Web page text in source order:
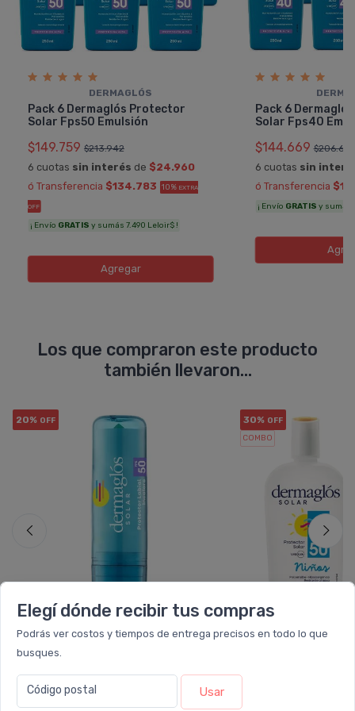
Elegí dónde recibir tus compras
Podrás ver costos y tiempos de entrega precisos en todo lo que
busques.
Código postal Usar
DERMAGLÓS
Pack 6 Dermaglós Protector
Solar Fps50 Emulsión
$149.759 $213.942
6 cuotas sin interés de $24.960
ó Transferencia $134.783 10% EXTRA
OFF
¡ Envío GRATIS y sumás 7.490 Leloir$ !
Agregar
Pack 6
Solar Fps40
$144.669 $206.670
6 cuotas sin
ó Transferencia
¡ Envío GRATIS y sumás
Los que compraron este producto
también llevaron...
20% OFF
Fps50 Labial
30% OFF
COMBO